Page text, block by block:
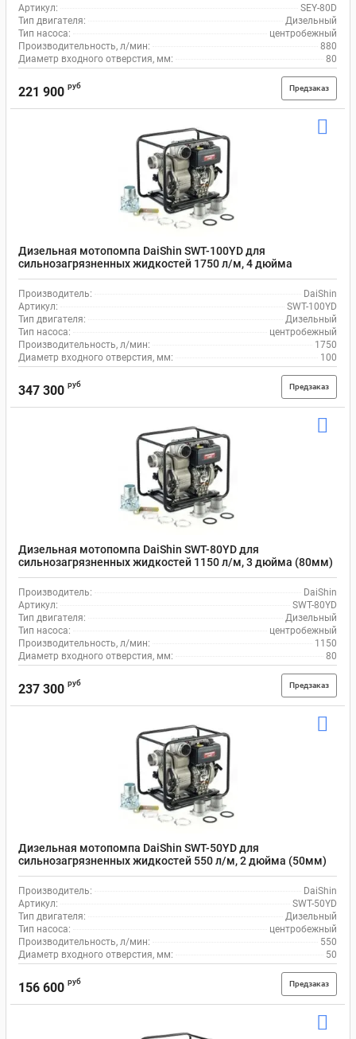
Артикул:
SEY-80D
Тип двигателя:
Дизельный
Тип насоса:
центробежный
Производительность, л/мин:
880
Диаметр входного отверстия, мм:
80
221 900 руб Предзаказ
Дизельная мотопомпа DaiShin SWT-100YD для
сильнозагрязненных жидкостей 1750 л/м, 4 дюйма
(100мм)
Производитель:
DaiShin
Артикул:
SWT-100YD
Тип двигателя:
Дизельный
Тип насоса:
центробежный
Производительность, л/мин:
1750
Диаметр входного отверстия, мм:
100
347 300 руб Предзаказ
Дизельная мотопомпа DaiShin SWT-80YD для
сильнозагрязненных жидкостей 1150 л/м, 3 дюйма (80мм)
Производитель:
DaiShin
Артикул:
SWT-80YD
Тип двигателя:
Дизельный
Тип насоса:
центробежный
Производительность, л/мин:
1150
Диаметр входного отверстия, мм:
80
237 300 руб Предзаказ
Дизельная мотопомпа DaiShin SWT-50YD для
сильнозагрязненных жидкостей 550 л/м, 2 дюйма (50мм)
Производитель:
DaiShin
Артикул:
SWT-50YD
Тип двигателя:
Дизельный
Тип насоса:
центробежный
Производительность, л/мин:
550
Диаметр входного отверстия, мм:
50
156 600 руб Предзаказ